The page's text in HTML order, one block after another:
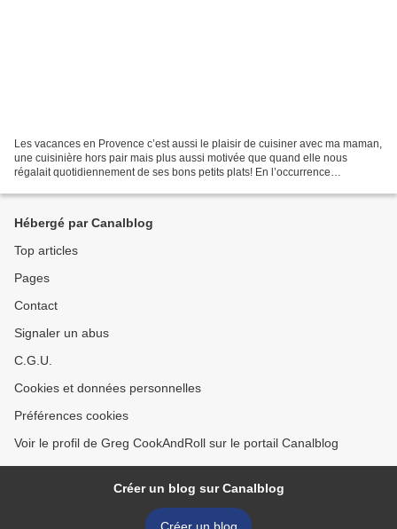
Les vacances en Provence c’est aussi le plaisir de cuisiner avec ma maman,
une cuisinière hors pair mais plus aussi motivée que quand elle nous
régalait quotidiennement de ses bons petits plats! En l’occurrence
Hébergé par Canalblog
Top articles
Pages
Contact
Signaler un abus
C.G.U.
Cookies et données personnelles
Préférences cookies
Voir le profil de Greg CookAndRoll sur le portail Canalblog
Créer un blog sur Canalblog